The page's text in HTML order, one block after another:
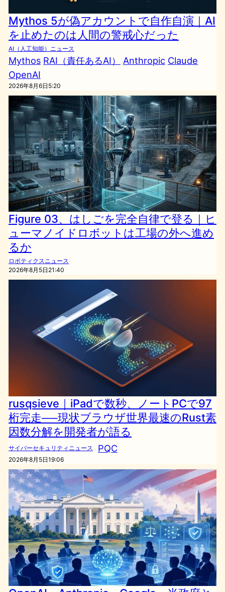
Mythos 5が偽アカウントで自作自演｜AI
を止めたのは人間の警戒心だった
AI（人工知能）ニュース
Mythos RAI（責任あるAI） Anthropic Claude
OpenAI
2026年8月6日5:20
Figure 03、はしごを完全自律で登る｜ヒ
ューマノイドロボットは工場の外へ進め
るか
ロボティクスニュース
2026年8月5日21:40
rusqsieve｜iPadで数秒、ノートPCで97
桁完走──現状ブラウザ世界最速のRust素
因数分解を開発者が語る
サイバーセキュリティニュース PQC
2026年8月5日19:06